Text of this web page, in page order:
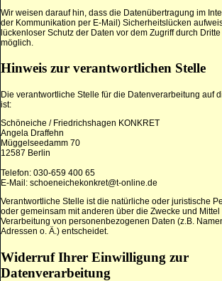
Wir weisen darauf hin, dass die Datenübertragung im
der Kommunikation per E-Mail) Sicherheitslücken
lückenloser Schutz der Daten vor dem Zugriff durch
möglich.
Hinweis zur verantwortlichen Stelle
Die verantwortliche Stelle für die Datenverarbeitung auf
ist:
Schöneiche / Friedrichshagen KONKRET
Angela Draffehn
Müggelseedamm 70
12587 Berlin
Telefon: 030-659 400 65
E-Mail: schoeneichekonkret@t-online.de
Verantwortliche Stelle ist die natürliche oder juristische
oder gemeinsam mit anderen über die Zwecke und Mittel
Verarbeitung von personenbezogenen Daten (z.B.
Adressen o. Ä.) entscheidet.
Widerruf Ihrer Einwilligung zur
Datenverarbeitung